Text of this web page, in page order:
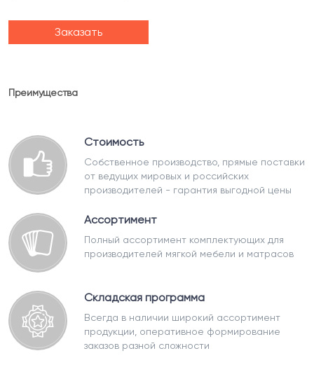
Заказать
Преимущества
Стоимость
Собственное производство, прямые поставки
от ведущих мировых и российских
производителей - гарантия выгодной цены
Ассортимент
Полный ассортимент комплектующих для
производителей мягкой мебели и матрасов
Складская программа
Всегда в наличии широкий ассортимент
продукции, оперативное формирование
заказов разной сложности